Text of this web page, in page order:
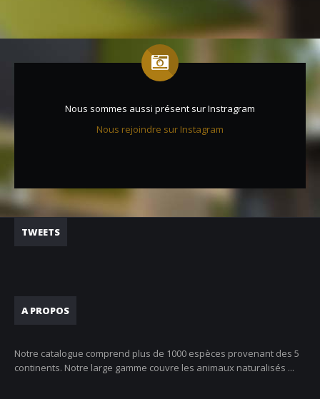
Nous sommes aussi présent sur Instragram
Nous rejoindre sur Instagram
TWEETS
A PROPOS
Notre catalogue comprend plus de 1000 espèces provenant des 5
continents. Notre large gamme couvre les animaux naturalisés ...